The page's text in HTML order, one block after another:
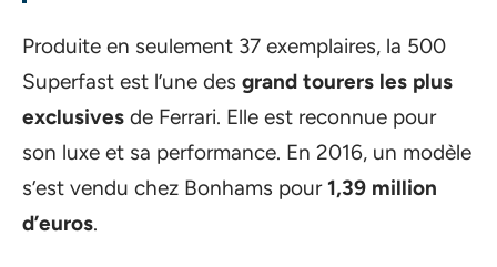
Produite en seulement 37 exemplaires, la 500
Superfast est l’une des grand tourers les plus
exclusives de Ferrari. Elle est reconnue pour
son luxe et sa performance. En 2016, un modèle
s’est vendu chez Bonhams pour1,39 million
d’euros.